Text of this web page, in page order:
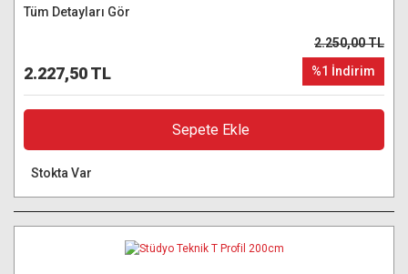
Tüm Detayları Gör
2.227,50 TL
2.250,00 TL
%1 İndirim
Sepete Ekle
Stokta Var